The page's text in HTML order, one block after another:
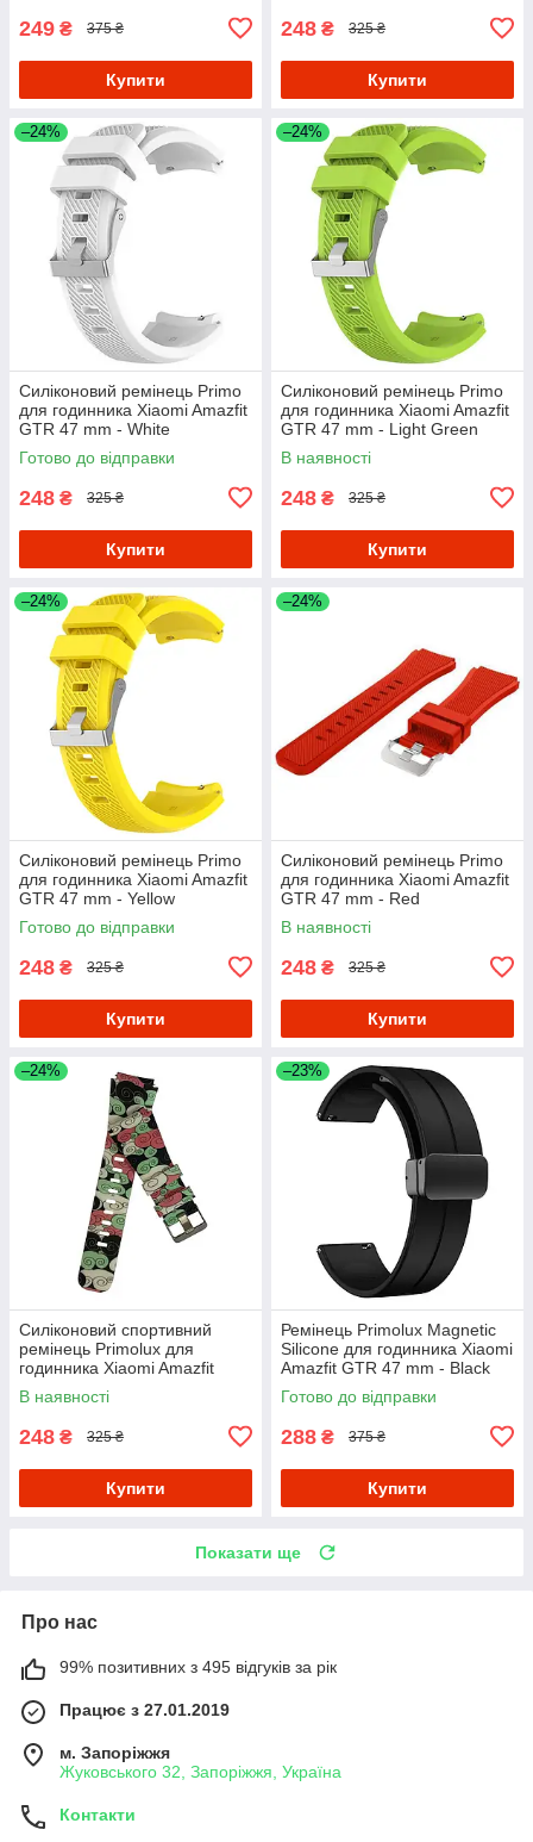
249 ₴ 375 ₴
Купити
248 ₴ 325 ₴
Купити
–24%
Силіконовий ремінець Primo
для годинника Xiaomi Amazfit
GTR 47 mm - White
Готово до відправки
248 ₴ 325 ₴
Купити
–24%
Силіконовий ремінець Primo
для годинника Xiaomi Amazfit
GTR 47 mm - Light Green
В наявності
248 ₴ 325 ₴
Купити
–24%
Силіконовий ремінець Primo
для годинника Xiaomi Amazfit
GTR 47 mm - Yellow
Готово до відправки
248 ₴ 325 ₴
Купити
–24%
Силіконовий ремінець Primo
для годинника Xiaomi Amazfit
GTR 47 mm - Red
В наявності
248 ₴ 325 ₴
Купити
–24%
Силіконовий спортивний
ремінець Primolux для
годинника Xiaomi Amazfit
GTR 47 mm / Lite 47 mm -
Color Pattern
В наявності
248 ₴ 325 ₴
Купити
–23%
Ремінець Primolux Magnetic
Silicone для годинника Xiaomi
Amazfit GTR 47 mm - Black
Готово до відправки
288 ₴ 375 ₴
Купити
Показати ще
Про нас
99% позитивних з 495 відгуків за рік
Працює з 27.01.2019
м. Запоріжжя
Жуковського 32, Запоріжжя, Україна
Контакти